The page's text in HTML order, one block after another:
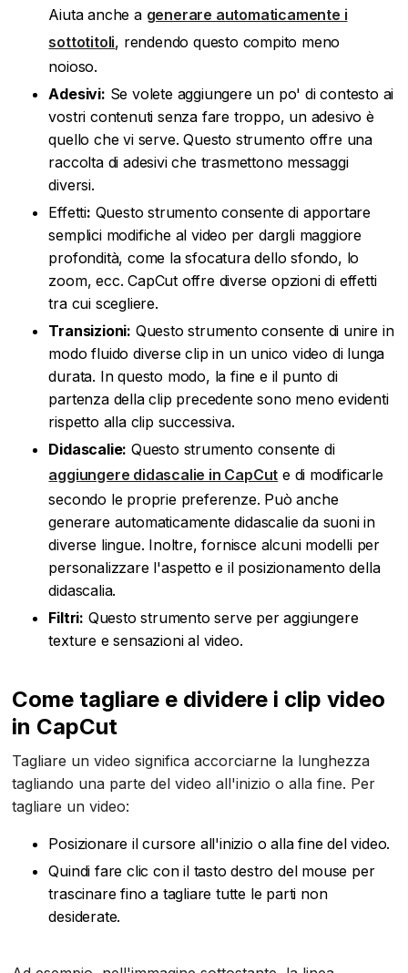
Aiuta anche a generare automaticamente i
sottotitoli, rendendo questo compito meno
noioso.
Adesivi: Se volete aggiungere un po' di contesto ai
vostri contenuti senza fare troppo, un adesivo è
quello che vi serve. Questo strumento offre una
raccolta di adesivi che trasmettono messaggi
diversi.
Effetti: Questo strumento consente di apportare
semplici modifiche al video per dargli maggiore
profondità, come la sfocatura dello sfondo, lo
zoom, ecc. CapCut offre diverse opzioni di effetti
tra cui scegliere.
Transizioni: Questo strumento consente di unire in
modo fluido diverse clip in un unico video di lunga
durata. In questo modo, la fine e il punto di
partenza della clip precedente sono meno evidenti
rispetto alla clip successiva.
Didascalie: Questo strumento consente di
aggiungere didascalie in CapCut e di modificarle
secondo le proprie preferenze. Può anche
generare automaticamente didascalie da suoni in
diverse lingue. Inoltre, fornisce alcuni modelli per
personalizzare l'aspetto e il posizionamento della
didascalia.
Filtri: Questo strumento serve per aggiungere
texture e sensazioni al video.
Come tagliare e dividere i clip video
in CapCut
Tagliare un video significa accorciarne la lunghezza
tagliando una parte del video all'inizio o alla fine. Per
tagliare un video:
Posizionare il cursore all'inizio o alla fine del video.
Quindi fare clic con il tasto destro del mouse per
trascinare fino a tagliare tutte le parti non
desiderate.